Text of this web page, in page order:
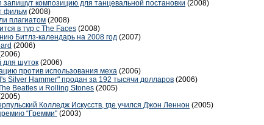
композицию для танцевальной постановки (2008)
фильм (2008)
плагиатом (2008)
в тур с The Faces (2008)
Битлз-календарь на 2008 год (2007)
(2006)
для шуток (2006)
против использования меха (2006)
Silver Hammer" продан за 192 тысячи долларов (2006)
Beatles и Rolling Stones (2005)
Колледж Искусств, где учился Джон Леннон (2005)
“Гремми" (2003)